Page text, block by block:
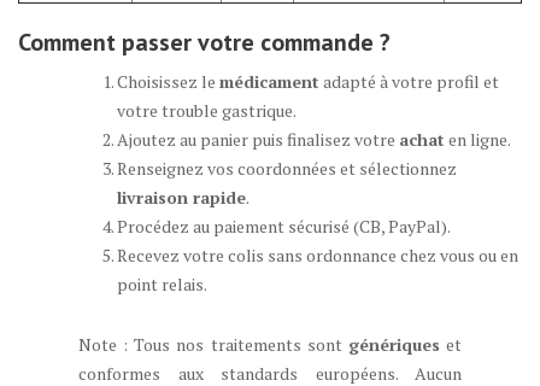
Comment passer votre commande ?
Choisissez le médicament adapté à votre profil et
votre trouble gastrique.
Ajoutez au panier puis finalisez votre achat en ligne.
Renseignez vos coordonnées et sélectionnez
livraison rapide.
Procédez au paiement sécurisé (CB, PayPal).
Recevez votre colis sans ordonnance chez vous ou en
point relais.
Note : Tous nos traitements sont génériques et
conformes aux standards européens. Aucun